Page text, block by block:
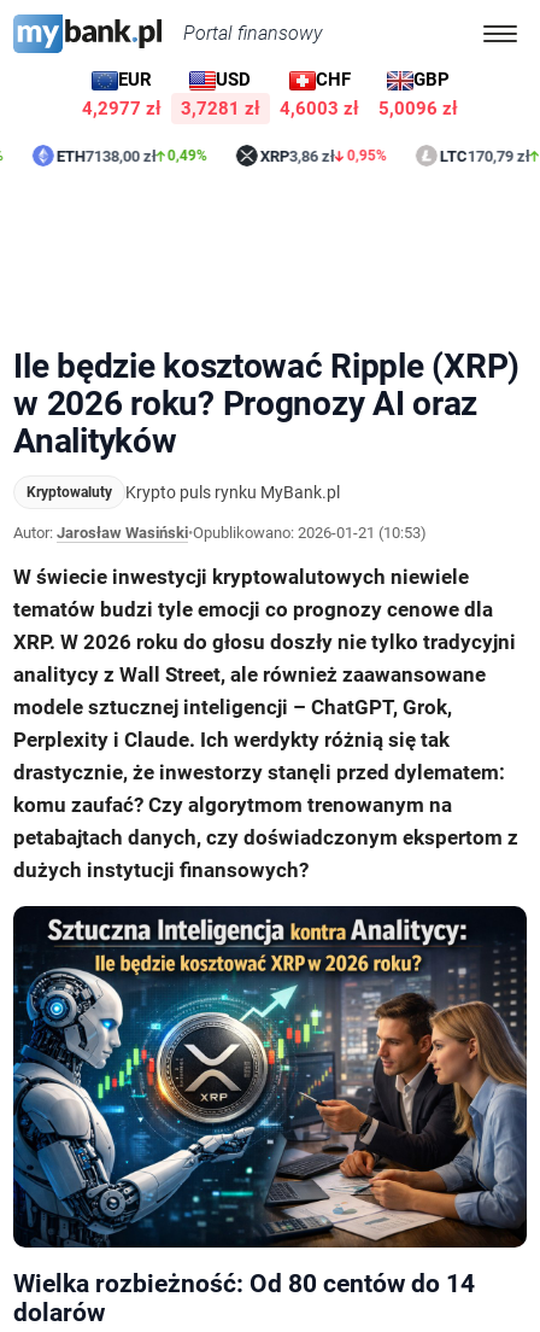
Portal finansowy
EUR
4,2977 zł
USD
3,7281 zł
CHF
4,6003 zł
GBP
5,0096 zł
ETH7138,00 zł 0,49% XRP3,86 zł 0,95% LTC170,79 zł 1,87%
Ile będzie kosztować Ripple (XRP)
w 2026 roku? Prognozy AI oraz
Analityków
Kryptowaluty Krypto puls rynku MyBank.pl
Autor:Jarosław Wasiński•Opublikowano:2026-01-21 (10:53)
W świecie inwestycji kryptowalutowych niewiele
tematów budzi tyle emocji co prognozy cenowe dla
XRP. W 2026 roku do głosu doszły nie tylko tradycyjni
analitycy z Wall Street, ale również zaawansowane
modele sztucznej inteligencji – ChatGPT, Grok,
Perplexity i Claude. Ich werdykty różnią się tak
drastycznie, że inwestorzy stanęli przed dylematem:
komu zaufać? Czy algorytmom trenowanym na
petabajtach danych, czy doświadczonym ekspertom z
dużych instytucji finansowych?
Wielka rozbieżność: Od 80 centów do 14
dolarów